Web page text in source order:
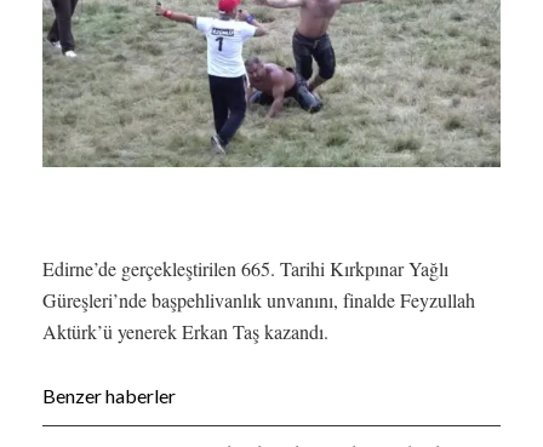
Edirne’de gerçekleştirilen 665. Tarihi Kırkpınar Yağlı
Güreşleri’nde başpehlivanlık unvanını, finalde Feyzullah
Aktürk’ü yenerek Erkan Taş kazandı.
Benzer haberler